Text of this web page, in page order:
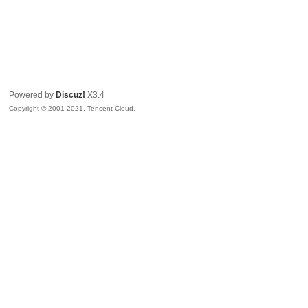
Powered by Discuz! X3.4
Copyright © 2001-2021, Tencent Cloud.